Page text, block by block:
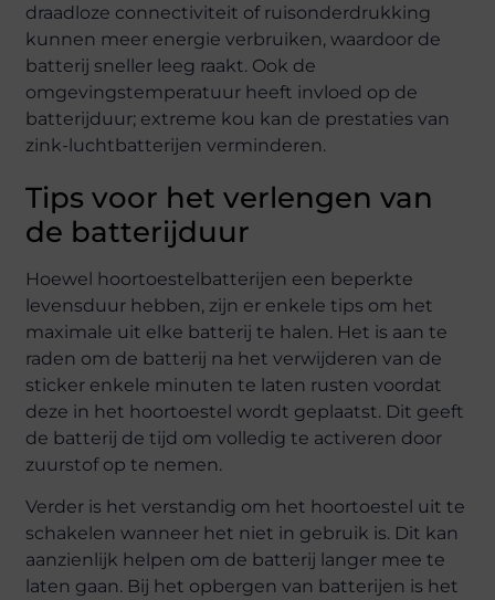
draadloze connectiviteit of ruisonderdrukking
kunnen meer energie verbruiken, waardoor de
batterij sneller leeg raakt. Ook de
omgevingstemperatuur heeft invloed op de
batterijduur; extreme kou kan de prestaties van
zink-luchtbatterijen verminderen.
Tips voor het verlengen van
de batterijduur
Hoewel hoortoestelbatterijen een beperkte
levensduur hebben, zijn er enkele tips om het
maximale uit elke batterij te halen. Het is aan te
raden om de batterij na het verwijderen van de
sticker enkele minuten te laten rusten voordat
deze in het hoortoestel wordt geplaatst. Dit geeft
de batterij de tijd om volledig te activeren door
zuurstof op te nemen.
Verder is het verstandig om het hoortoestel uit te
schakelen wanneer het niet in gebruik is. Dit kan
aanzienlijk helpen om de batterij langer mee te
laten gaan. Bij het opbergen van batterijen is het